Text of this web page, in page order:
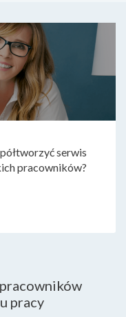
serwis
pracowników?
pracy